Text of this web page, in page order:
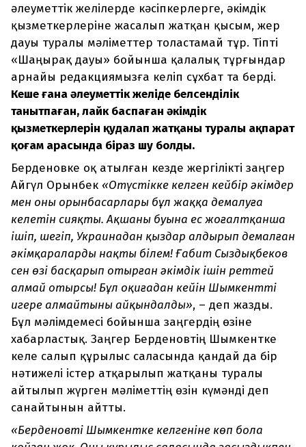
әлеуметтік желілерде кәсіпкерлерге, әкімдік
қызметкерлеріне жасалып жатқан қысым, жер
дауы туралы мәліметтер толастамай тұр. Тіпті
«Шаңырақ дауы» бойынша қалалық тұрғындар
арнайы редакциямызға келіп сұхбат та берді.
Кеше ғана әлеуметтік желіде белсенділік
танытпаған, лайк баспаған әкімдік
қызметкерлерін қудалап жатқаны туралы ақпарат
қоғам арасында біраз шу болды.
Берденовке оқ атылған кезде жергілікті заңгер
Айгүл Орынбек «Оңтүстікке келген кейбір әкімдер
мен оның орынбасарлары бұл жаққа демалуға
келетін сияқты. Ақшаның буына ес жоғалтқанша
ішіп, шегіп, Украинадан қыздар алдырып демалған
әкімқараларды нақты білем! Ғабит Сыздықбеков
сен өзің басқарып отырған әкімдік ішін реттей
алмай отырсың! Бұл оқиғадан кейін Шымкентті
игере алмайтының айқындалды», – деп жазды.
Бұл мәлімдемесі бойынша заңгердің өзіне
хабарластық. Заңгер Берденовтің Шымкентке
келе салып құрылыс саласында қандай да бір
нәтижелі істер атқарылып жатқаны туралы
айтылып жүрген мәліметтің өзін күмәнді деп
санайтынын айтты.
«Берденовтің Шымкентке келгеніне көп бола